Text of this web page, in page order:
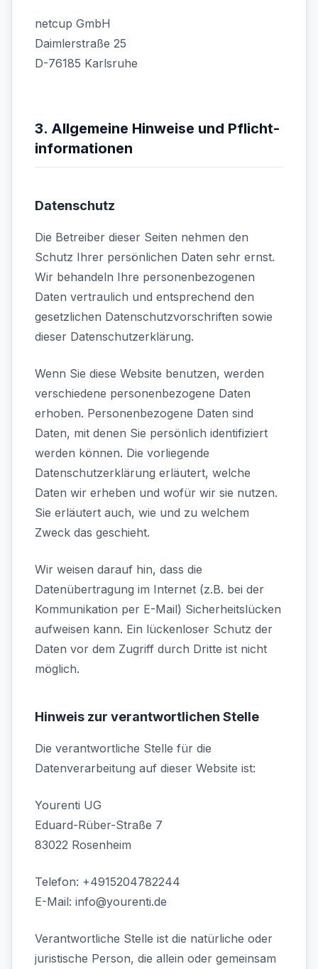
netcup GmbH
Daimlerstraße 25
D-76185 Karlsruhe
3. Allgemeine Hinweise und Pflicht­
informationen
Datenschutz
Die Betreiber dieser Seiten nehmen den
Schutz Ihrer persönlichen Daten sehr ernst.
Wir behandeln Ihre personenbezogenen
Daten vertraulich und entsprechend den
gesetzlichen Datenschutzvorschriften sowie
dieser Datenschutzerklärung.
Wenn Sie diese Website benutzen, werden
verschiedene personenbezogene Daten
erhoben. Personenbezogene Daten sind
Daten, mit denen Sie persönlich identifiziert
werden können. Die vorliegende
Datenschutzerklärung erläutert, welche
Daten wir erheben und wofür wir sie nutzen.
Sie erläutert auch, wie und zu welchem
Zweck das geschieht.
Wir weisen darauf hin, dass die
Datenübertragung im Internet (z.B. bei der
Kommunikation per E-Mail) Sicherheitslücken
aufweisen kann. Ein lückenloser Schutz der
Daten vor dem Zugriff durch Dritte ist nicht
möglich.
Hinweis zur verantwortlichen Stelle
Die verantwortliche Stelle für die
Datenverarbeitung auf dieser Website ist:
Yourenti UG
Eduard-Rüber-Straße 7
83022 Rosenheim
Telefon: +4915204782244
E-Mail: info@yourenti.de
Verantwortliche Stelle ist die natürliche oder
juristische Person, die allein oder gemeinsam